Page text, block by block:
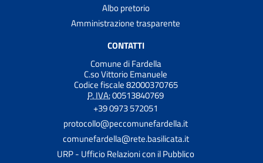
Albo pretorio
Amministrazione trasparente
CONTATTI
Comune di Fardella
C.so Vittorio Emanuele
Codice fiscale 82000370765
P. IVA:00513840769
+39 0973 572051
protocollo@peccomunefardella.it
comunefardella@rete.basilicata.it
URP - Ufficio Relazioni con il Pubblico